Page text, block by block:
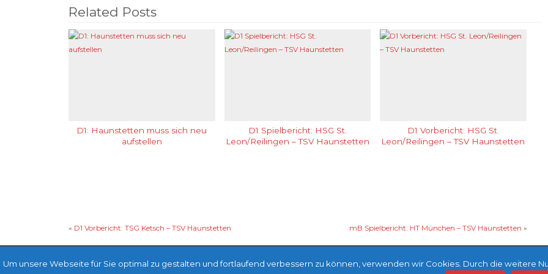
Related Posts
D1: Haunstetten muss sich neu
aufstellen
D1 Spielbericht: HSG St.
Leon/Reilingen – TSV Haunstetten
D1 Vorbericht: HSG St.
Leon/Reilingen – TSV Haunstetten
« D1 Vorbericht: TSG Ketsch – TSV Haunstetten mB Spielbericht: HT München – TSV Haunstetten »
Um unsere Webseite für Sie optimal zu gestalten und fortlaufend verbessern zu können, verwenden wir Cookies. Durch die weitere